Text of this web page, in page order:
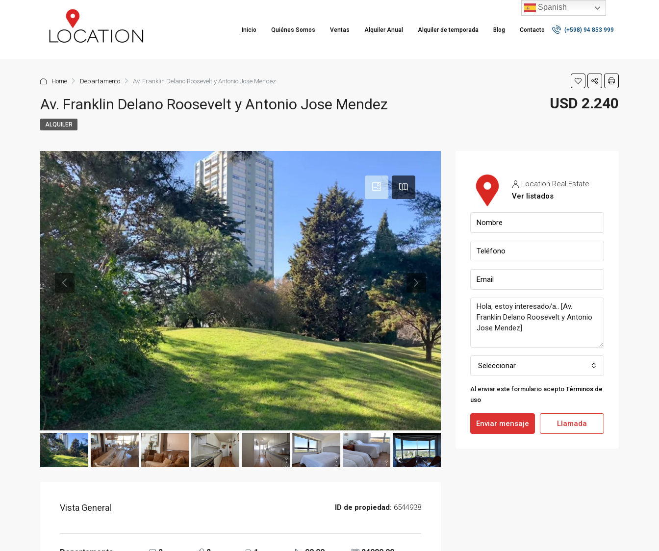
Inicio Quiénes Somos Ventas Alquiler Anual Alquiler de temporada Blog Contacto (+598) 94 853 999
Home Departamento Av. Franklin Delano Roosevelt y Antonio Jose Mendez
Av. Franklin Delano Roosevelt y Antonio Jose Mendez USD 2.240
ALQUILER
Vista General ID de propiedad: 6544938
Location Real Estate
Ver listados
Seleccionar
Al enviar este formulario acepto Términos de
uso
Enviar mensaje Llamada
Spanish